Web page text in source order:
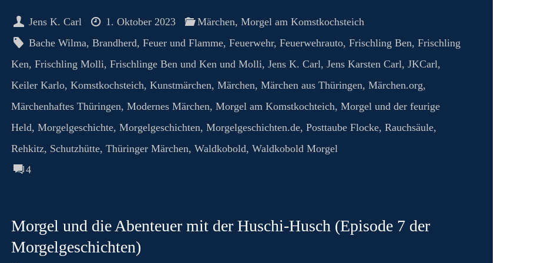
bo
ok
to
do
n
er
es
t
ts
A
pp
ail se
ng
er
lo
ok
.c
o
pe gr
a
m
ea
ds
N
G
Jens K. Carl 1. Oktober 2023 Märchen, Morgel am Komstkochsteich
Bache Wilma, Brandherd, Feuer und Flamme, Feuerwehr, Feuerwehrauto, Frischling Ben, Frischling
Ken, Frischling Molli, Frischlinge Ben und Ken und Molli, Jens K. Carl, Jens Karsten Carl, JKCarl,
Keiler Karlo, Komstkochsteich, Kunstmärchen, Märchen, Märchen aus Thüringen, Märchen.org,
Märchenhaftes Thüringen, Modernes Märchen, Morgel am Komstkochteich, Morgel und der feurige
Held, Morgelgeschichte, Morgelgeschichten, Morgelgeschichten.de, Posttaube Flocke, Rauchsäule,
Rehkitz, Schutzhütte, Thüringer Märchen, Waldkobold, Waldkobold Morgel
4
Morgel und die Abenteuer mit der Huschi-Husch (Episode 7 der
Morgelgeschichten)